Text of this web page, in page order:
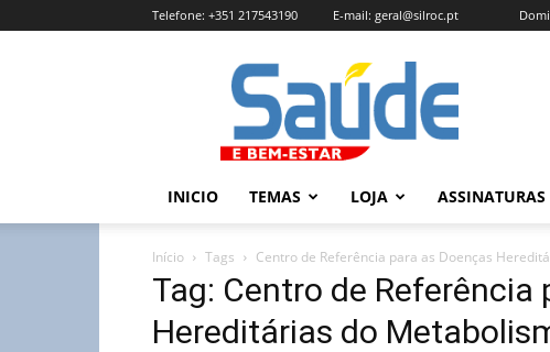
Telefone: +351 217543190 E-mail: geral@silroc.pt
Revista
Saúde
e
Bem
Estar
Edição
INICIO TEMAS LOJA ASSINATURAS
Início Tags Centro de Referência para as Doenças
Tag: Centro de Referência
Hereditárias do